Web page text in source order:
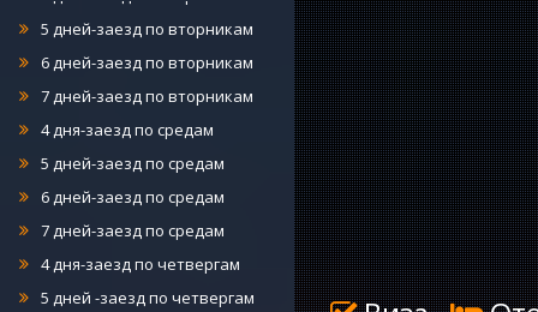
5 дней-заезд по вторникам
6 дней-заезд по вторникам
7 дней-заезд по вторникам
4 дня-заезд по средам
5 дней-заезд по средам
6 дней-заезд по средам
7 дней-заезд по средам
4 дня-заезд по четвергам
5 дней -заезд по четвергам